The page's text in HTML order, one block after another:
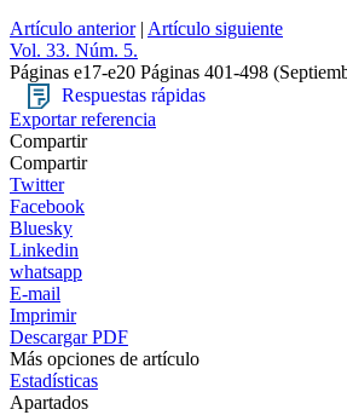
Artículo anterior| Artículo siguiente
Vol. 33. Núm. 5.
Páginas e17-e20 Páginas 401-498
Respuestas rápidas
Exportar referencia
Compartir
Compartir
Twitter
Facebook
Bluesky
Linkedin
whatsapp
E-mail
Imprimir
Descargar PDF
Más opciones de artículo
Estadísticas
Apartados